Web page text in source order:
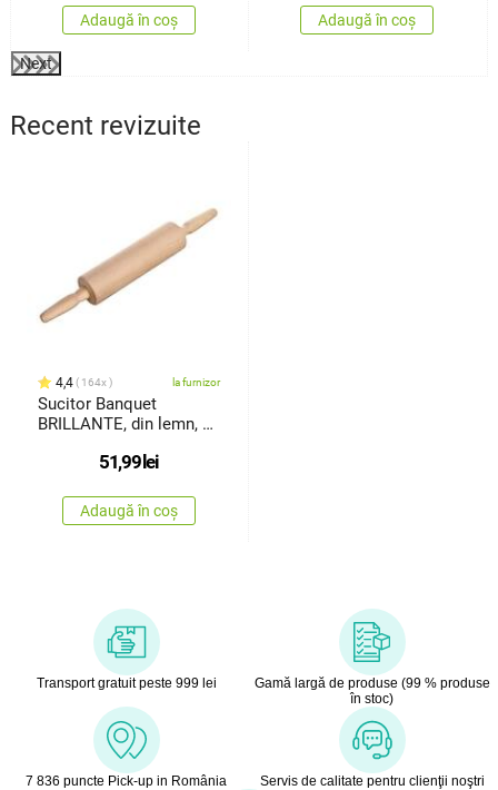
Adaugă în coș Adaugă în coș
Next
Recent revizuite
4,4 164x la furnizor
Sucitor Banquet
BRILLANTE, din lemn, 39
51,99 lei
Adaugă în coș
Transport gratuit peste 999 lei
Gamă largă de produse (99 % produse
în stoc)
7 836 puncte Pick-up in România Servis de calitate pentru clienţii noştri